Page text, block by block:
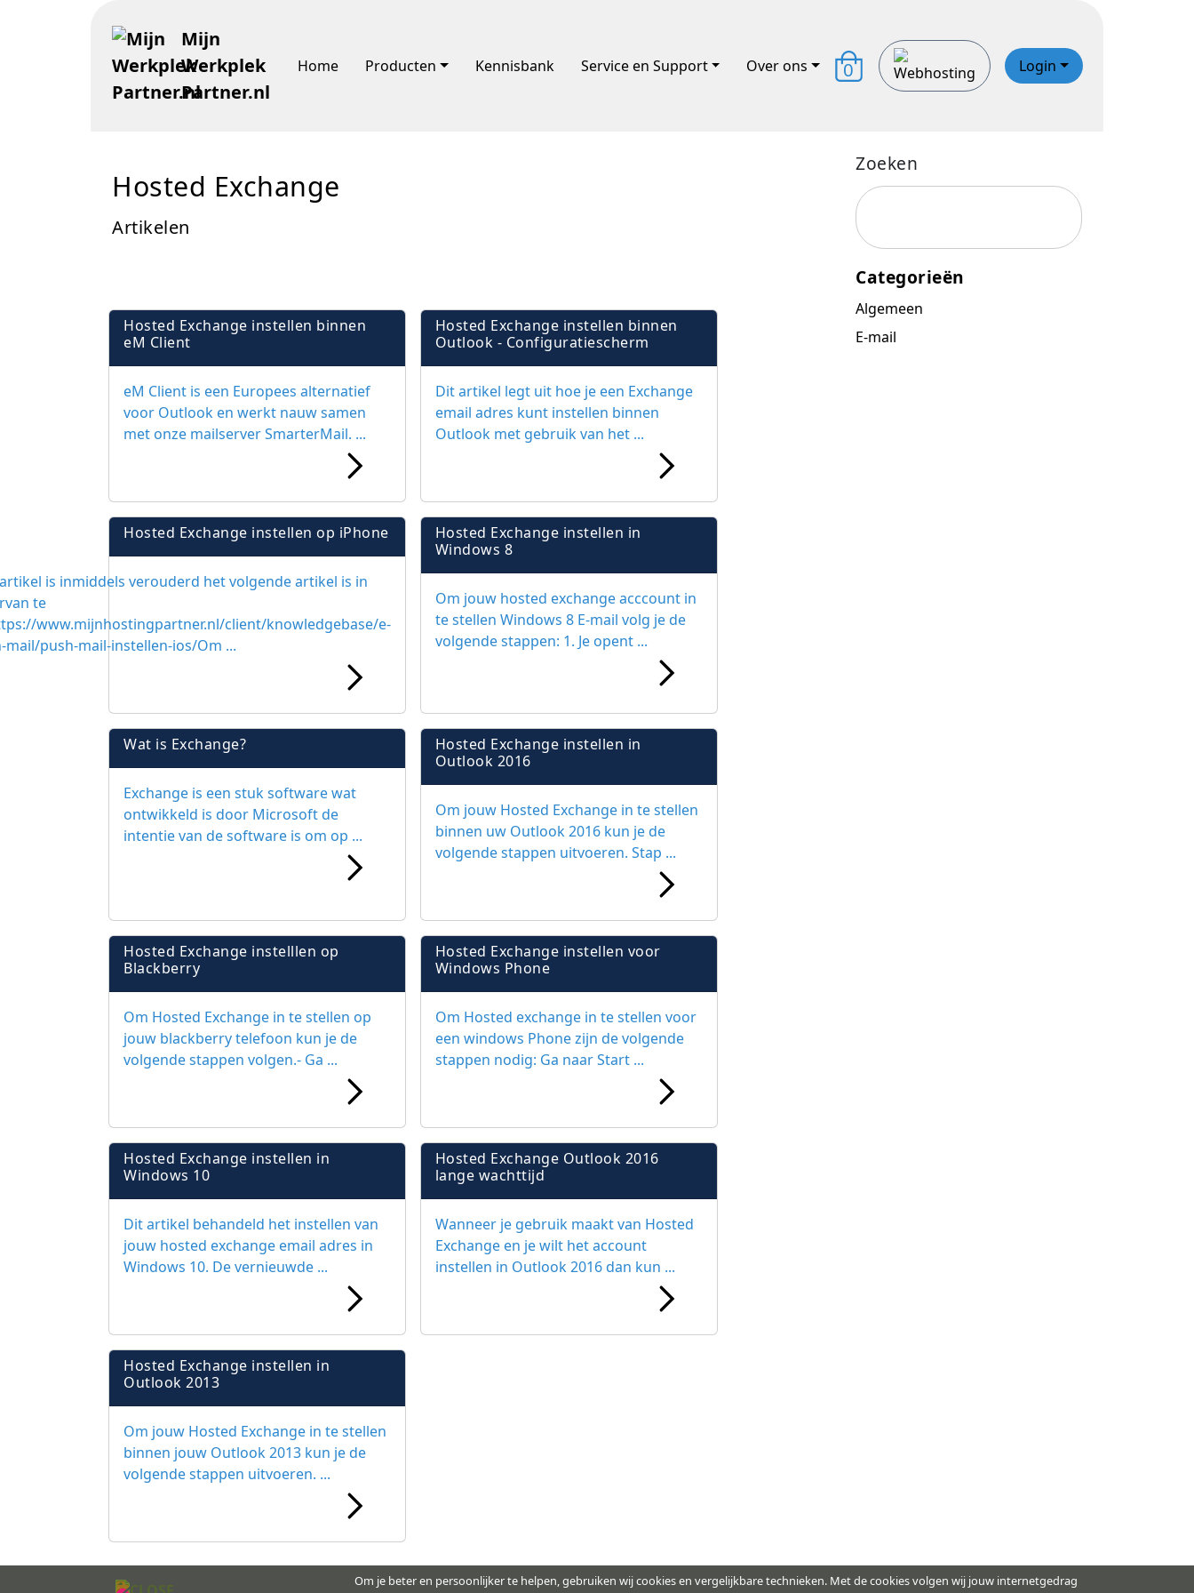
Mijn
Werkplek
Partner.nl
Home Producten Kennisbank Service en Support Over ons 0 Login
Zoeken
Categorieën
Algemeen
E-mail
Hosted Exchange
Artikelen
Hosted Exchange instellen binnen
eM Client
eM Client is een Europees alternatief
voor Outlook en werkt nauw samen
met onze mailserver SmarterMail. ...
Hosted Exchange instellen binnen
Outlook - Configuratiescherm
Dit artikel legt uit hoe je een Exchange
email adres kunt instellen binnen
Outlook met gebruik van het ...
Hosted Exchange instellen op iPhone
is inmiddels verouderd het volgende artikel is in
te
www.mijnhostingpartner.nl/client/knowledgebase/e-
push-mail-instellen-ios/Om ...
Hosted Exchange instellen in
Windows 8
Om jouw hosted exchange acccount in
te stellen Windows 8 E-mail volg je de
volgende stappen: 1. Je opent ...
Wat is Exchange?
Exchange is een stuk software wat
ontwikkeld is door Microsoft de
intentie van de software is om op ...
Hosted Exchange instellen in
Outlook 2016
Om jouw Hosted Exchange in te stellen
binnen uw Outlook 2016 kun je de
volgende stappen uitvoeren. Stap ...
Hosted Exchange instelllen op
Blackberry
Om Hosted Exchange in te stellen op
jouw blackberry telefoon kun je de
volgende stappen volgen.- Ga ...
Hosted Exchange instellen voor
Windows Phone
Om Hosted exchange in te stellen voor
een windows Phone zijn de volgende
stappen nodig: Ga naar Start ...
Hosted Exchange instellen in
Windows 10
Dit artikel behandeld het instellen van
jouw hosted exchange email adres in
Windows 10. De vernieuwde ...
Hosted Exchange Outlook 2016
lange wachttijd
Wanneer je gebruik maakt van Hosted
Exchange en je wilt het account
instellen in Outlook 2016 dan kun ...
Hosted Exchange instellen in
Outlook 2013
Om jouw Hosted Exchange in te stellen
binnen jouw Outlook 2013 kun je de
volgende stappen uitvoeren. ...
Om je beter en persoonlijker te helpen, gebruiken wij cookies en vergelijkbare technieken. Met de cookies volgen wij jouw internetgedrag